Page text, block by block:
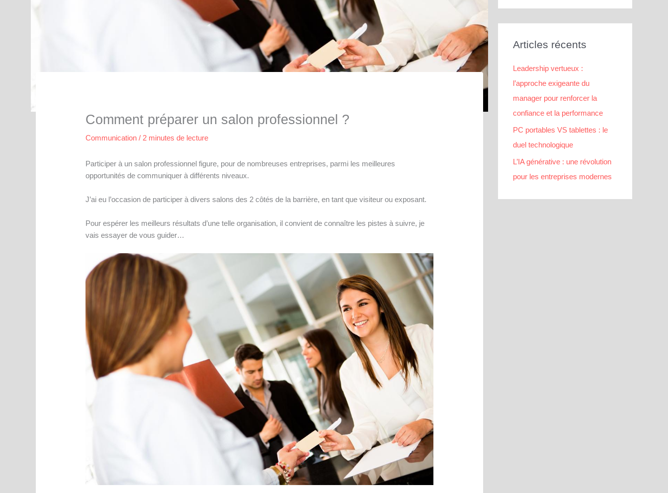
Comment préparer un salon professionnel ?
Communication / 2 minutes de lecture
Participer à un salon professionnel figure, pour de nombreuses entreprises, parmi les meilleures
opportunités de communiquer à différents niveaux.
J’ai eu l’occasion de participer à divers salons des 2 côtés de la barrière, en tant que visiteur ou exposant.
Pour espérer les meilleurs résultats d’une telle organisation, il convient de connaître les pistes à suivre, je
vais essayer de vous guider…
Articles récents
Leadership vertueux :
l’approche exigeante du
manager pour renforcer la
confiance et la performance
PC portables VS tablettes : le
duel technologique
L’IA générative : une révolution
pour les entreprises modernes